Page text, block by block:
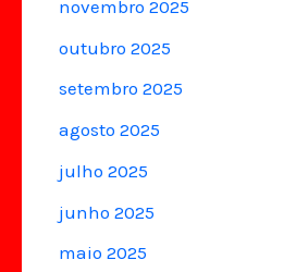
novembro 2025
outubro 2025
setembro 2025
agosto 2025
julho 2025
junho 2025
maio 2025